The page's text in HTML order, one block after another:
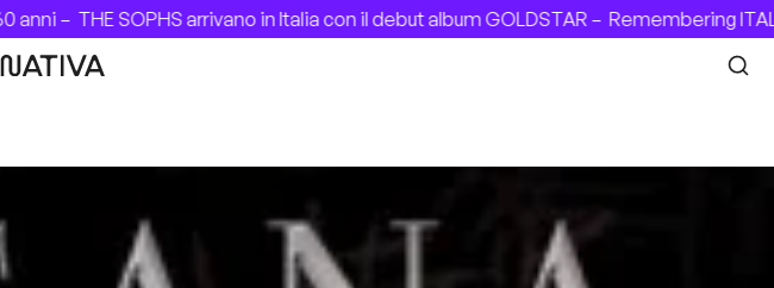
–THE SOPHS arrivano in Italia con il debut album GOLDSTAR –Remembering ITALIAN